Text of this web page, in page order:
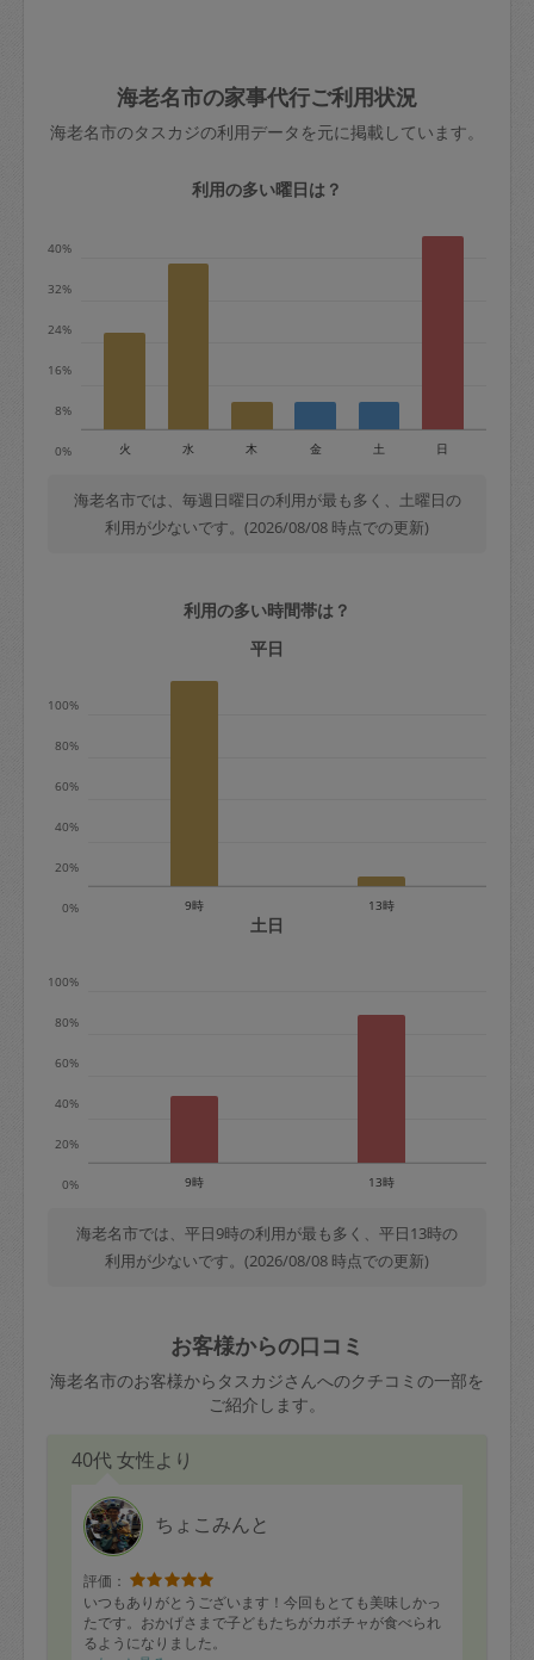
依頼者不在による当日キャンセル＝依頼
金額の100%＋交通費全額
※例：依頼日時／土曜日午前9時開始の場
金曜日9時～土曜日8時まで＝依頼金額の
土曜日8時〜実施時間＝依頼金額の100%
＋交通費全額
依頼者不在による当日キャンセル＝依頼
金額の100%＋交通費全額
定期契約をキャンセルする場合、毎週定
期は月2回まで隔週定期は月1回までキャ
ンセル料は発生しません。それ以上はキ
※キャンセル料金の設定について：
相当で料金設定されています。
きた場合は損害保険の対象外となるので
ご注意ください。
玉、など
あわせてこちらも参照ください：初めて
はありますか？
海老名市の家事代行ご利用状況
海老名市のタスカジの利用データを元に掲載しています。
利用の多い曜日は？
0%
8%
16%
24%
32%
40%
火 水 木 金 土 日
海老名市では、毎週日曜日の利用が最も多く、土曜日の
利用が少ないです。(2026/08/08 時点での更新)
利用の多い時間帯は？
平日
0%
20%
40%
60%
80%
100%
9時 13時
土日
0%
20%
40%
60%
80%
100%
9時 13時
海老名市では、平日9時の利用が最も多く、平日13時の
利用が少ないです。(2026/08/08 時点での更新)
お客様からの口コミ
海老名市のお客様からタスカジさんへのクチコミの一部を
ご紹介します。
40代 女性より
ちょこみんと
評価：
いつもありがとうございます！今回もとても美味しかっ
たです。おかげさまで子どもたちがカボチャが食べられ
るようになりました。